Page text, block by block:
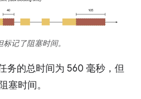
记了阻塞时间。
务的总时间为 560 毫秒，但
塞时间。